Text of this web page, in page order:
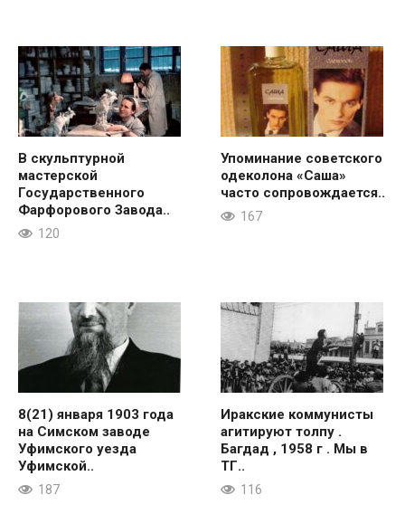
В скульптурной
мастерской
Государственного
Фарфорового Завода..
120
Упоминание советского
одеколона «Саша»
часто сопровождается..
167
8(21) января 1903 года
на Симском заводе
Уфимского уезда
Уфимской..
187
Иракские коммунисты
агитируют толпу .
Багдад , 1958 г . Мы в
ТГ..
116